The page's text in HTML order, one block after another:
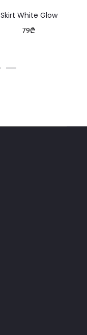
Skirt White Glow
79₾